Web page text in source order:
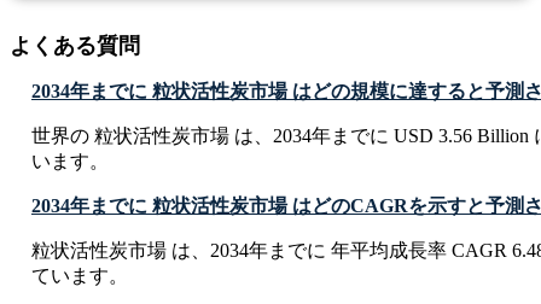
よくある質問
2034年までに 粒状活性炭市場 はどの規模に達すると予測
世界の 粒状活性炭市場 は、2034年までに USD 3.56 Billion
います。
2034年までに 粒状活性炭市場 はどのCAGRを示すと予測
粒状活性炭市場 は、2034年までに 年平均成長率 CAGR
ています。